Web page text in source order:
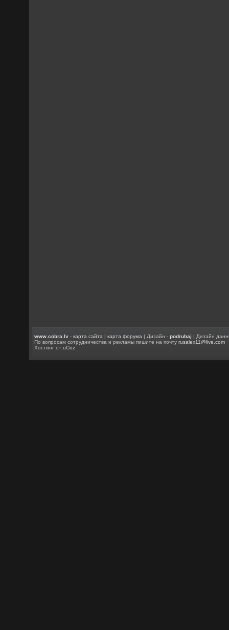
www.cobra.lv -карта сайта |карта форума | Дизайн -podrubaj | Дизайн
По вопросам сотрудничества и рекламы пишите на почтуrusalex11@live.com
Хостинг отuCoz